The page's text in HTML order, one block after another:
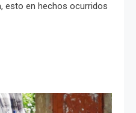
esto en hechos ocurridos